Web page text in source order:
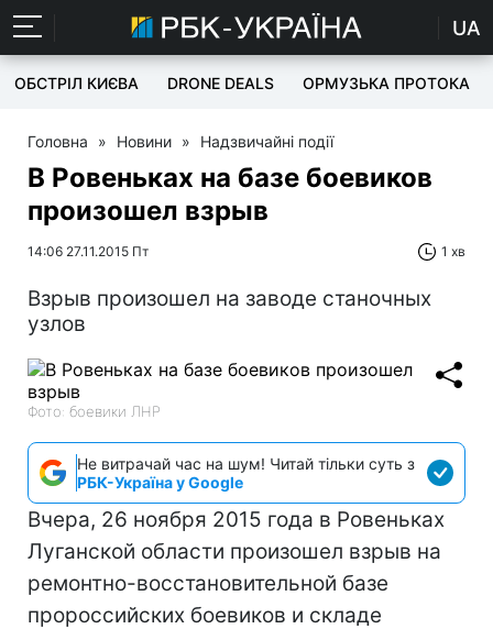
UA
ОБСТРІЛ КИЄВА DRONE DEALS ОРМУЗЬКА ПРОТОКА
Головна » Новини » Надзвичайні події
В Ровеньках на базе боевиков
произошел взрыв
14:06 27.11.2015 Пт 1 хв
Взрыв произошел на заводе станочных
узлов
Фото: боевики ЛНР
Не витрачай час на шум! Читай тільки суть з
РБК-Україна у Google
Вчера, 26 ноября 2015 года в Ровеньках
Луганской области произошел взрыв на
ремонтно-восстановительной базе
пророссийских боевиков и складе